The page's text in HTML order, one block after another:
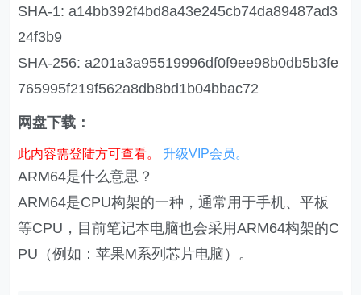
SHA-1: a14bb392f4bd8a43e245cb74da89487ad3
24f3b9
SHA-256: a201a3a95519996df0f9ee98b0db5b3fe
765995f219f562a8db8bd1b04bbac72
网盘下载：
此内容需登陆方可查看。 升级VIP会员。
ARM64是什么意思？
ARM64是CPU构架的一种，通常用于手机、平板
等CPU，目前笔记本电脑也会采用ARM64构架的C
PU（例如：苹果M系列芯片电脑）。